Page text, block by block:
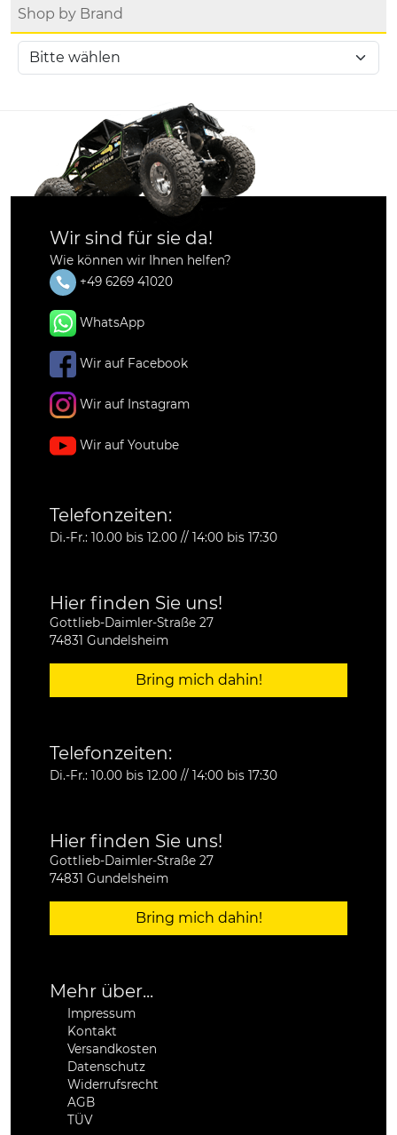
Shop by Brand
Wir sind für sie da!
Wie können wir Ihnen helfen?
+49 6269 41020
WhatsApp
Wir auf Facebook
Wir auf Instagram
Wir auf Youtube
Telefonzeiten:
Di.-Fr.: 10.00 bis 12.00 // 14:00 bis 17:30
Hier finden Sie uns!
Gottlieb-Daimler-Straße 27
74831 Gundelsheim
Bring mich dahin!
Telefonzeiten:
Di.-Fr.: 10.00 bis 12.00 // 14:00 bis 17:30
Hier finden Sie uns!
Gottlieb-Daimler-Straße 27
74831 Gundelsheim
Bring mich dahin!
Mehr über...
Impressum
Kontakt
Versandkosten
Datenschutz
Widerrufsrecht
AGB
TÜV